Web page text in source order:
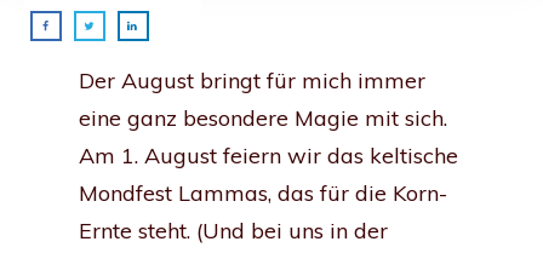
Der August bringt für mich immer
eine ganz besondere Magie mit sich.
Am 1. August feiern wir das keltische
Mondfest Lammas, das für die Korn-
Ernte steht. (Und bei uns in der